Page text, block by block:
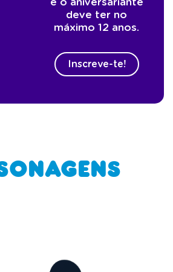
deve ter no
máximo 12 anos.
Inscreve-te!